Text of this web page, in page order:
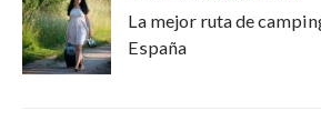
La mejor ruta de
España